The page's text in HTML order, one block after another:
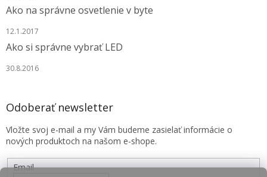
Ako na správne osvetlenie v byte
12.1.2017
Ako si správne vybrať LED
30.8.2016
Odoberať newsletter
Vložte svoj e-mail a my Vám budeme zasielať informácie o
nových produktoch na našom e-shope.
Email